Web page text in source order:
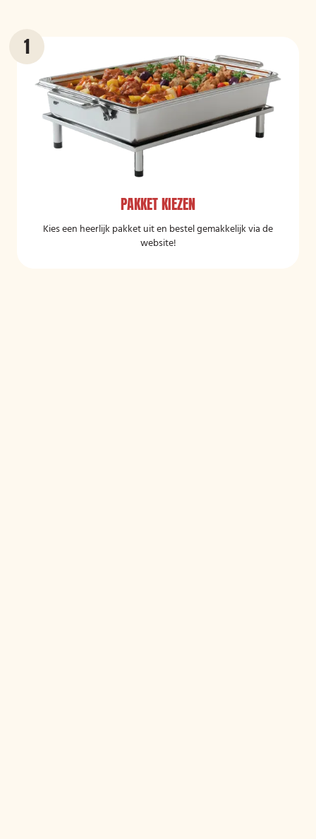
PAKKET KIEZEN
Kies een heerlijk pakket uit en bestel gemakkelijk via de
website!